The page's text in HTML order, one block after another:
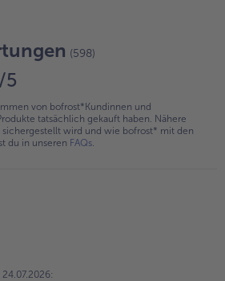
(598)
5
von bofrost*Kundinnen und
tatsächlich gekauft haben. Nähere
sichergestellt wird und wie bofrost* mit den
du in unseren FAQs.